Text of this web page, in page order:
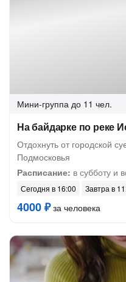
Мини-группа до 11 чел.
На байдарке по реке
Отдохнуть от городской
Подмосковья
Расписание: в субботу и
Сегодня в 16:00 Завтра в
4000 ₽за человека